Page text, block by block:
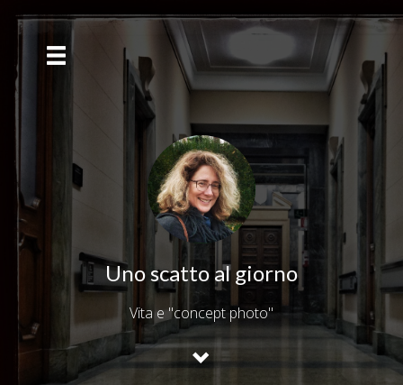
Uno scatto al giorno
Vita e "concept photo"